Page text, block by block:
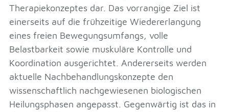
Therapiekonzeptes dar. Das vorrangige Ziel ist
einerseits auf die frühzeitige Wiedererlangung
eines freien Bewegungsumfangs, volle
Belastbarkeit sowie muskuläre Kontrolle und
Koordination ausgerichtet. Andererseits werden
aktuelle Nachbehandlungskonzepte den
wissenschaftlich nachgewiesenen biologischen
Heilungsphasen angepasst. Gegenwärtig ist das in